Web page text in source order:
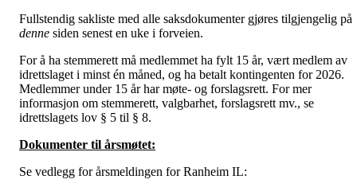
Fullstendig sakliste med alle saksdokumenter gjøres tilgjengelig på
denne siden senest en uke i forveien.
For å ha stemmerett må medlemmet ha fylt 15 år, vært medlem av
idrettslaget i minst én måned, og ha betalt kontingenten for 2026.
Medlemmer under 15 år har møte- og forslagsrett. For mer
informasjon om stemmerett, valgbarhet, forslagsrett mv., se
idrettslagets lov § 5 til § 8.
Dokumenter til årsmøtet:
Se vedlegg for årsmeldingen for Ranheim IL: